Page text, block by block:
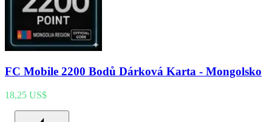
FC Mobile 2200 Bodů Dárková Karta - Mongolsko
18,25 US$